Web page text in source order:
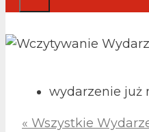
wydarzenie już
« Wszystkie